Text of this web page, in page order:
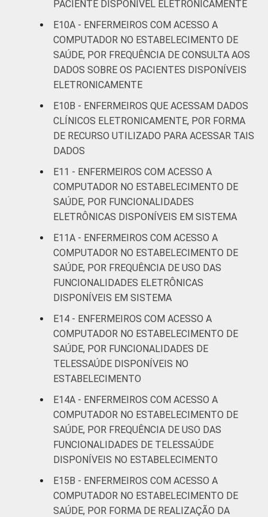
PACIENTE DISPONÍVEL ELETRONICAMENTE
E10A - ENFERMEIROS COM ACESSO A
COMPUTADOR NO ESTABELECIMENTO DE
SAÚDE, POR FREQUÊNCIA DE CONSULTA AOS
DADOS SOBRE OS PACIENTES DISPONÍVEIS
ELETRONICAMENTE
E10B - ENFERMEIROS QUE ACESSAM DADOS
CLÍNICOS ELETRONICAMENTE, POR FORMA
DE RECURSO UTILIZADO PARA ACESSAR TAIS
DADOS
E11 - ENFERMEIROS COM ACESSO A
COMPUTADOR NO ESTABELECIMENTO DE
SAÚDE, POR FUNCIONALIDADES
ELETRÔNICAS DISPONÍVEIS EM SISTEMA
E11A - ENFERMEIROS COM ACESSO A
COMPUTADOR NO ESTABELECIMENTO DE
SAÚDE, POR FREQUÊNCIA DE USO DAS
FUNCIONALIDADES ELETRÔNICAS
DISPONÍVEIS EM SISTEMA
E14 - ENFERMEIROS COM ACESSO A
COMPUTADOR NO ESTABELECIMENTO DE
SAÚDE, POR FUNCIONALIDADES DE
TELESSAÚDE DISPONÍVEIS NO
ESTABELECIMENTO
E14A - ENFERMEIROS COM ACESSO A
COMPUTADOR NO ESTABELECIMENTO DE
SAÚDE, POR FREQUÊNCIA DE USO DAS
FUNCIONALIDADES DE TELESSAÚDE
DISPONÍVEIS NO ESTABELECIMENTO
E15B - ENFERMEIROS COM ACESSO A
COMPUTADOR NO ESTABELECIMENTO DE
SAÚDE, POR FORMA DE REALIZAÇÃO DA